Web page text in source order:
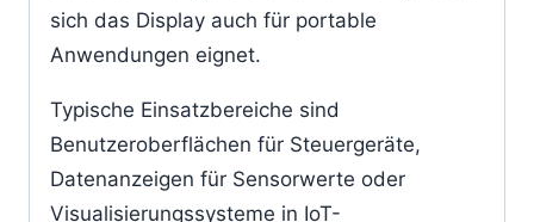
sich das Display auch für portable
Anwendungen eignet.
Typische Einsatzbereiche sind
Benutzeroberflächen für Steuergeräte,
Datenanzeigen für Sensorwerte oder
Visualisierungssysteme in IoT-